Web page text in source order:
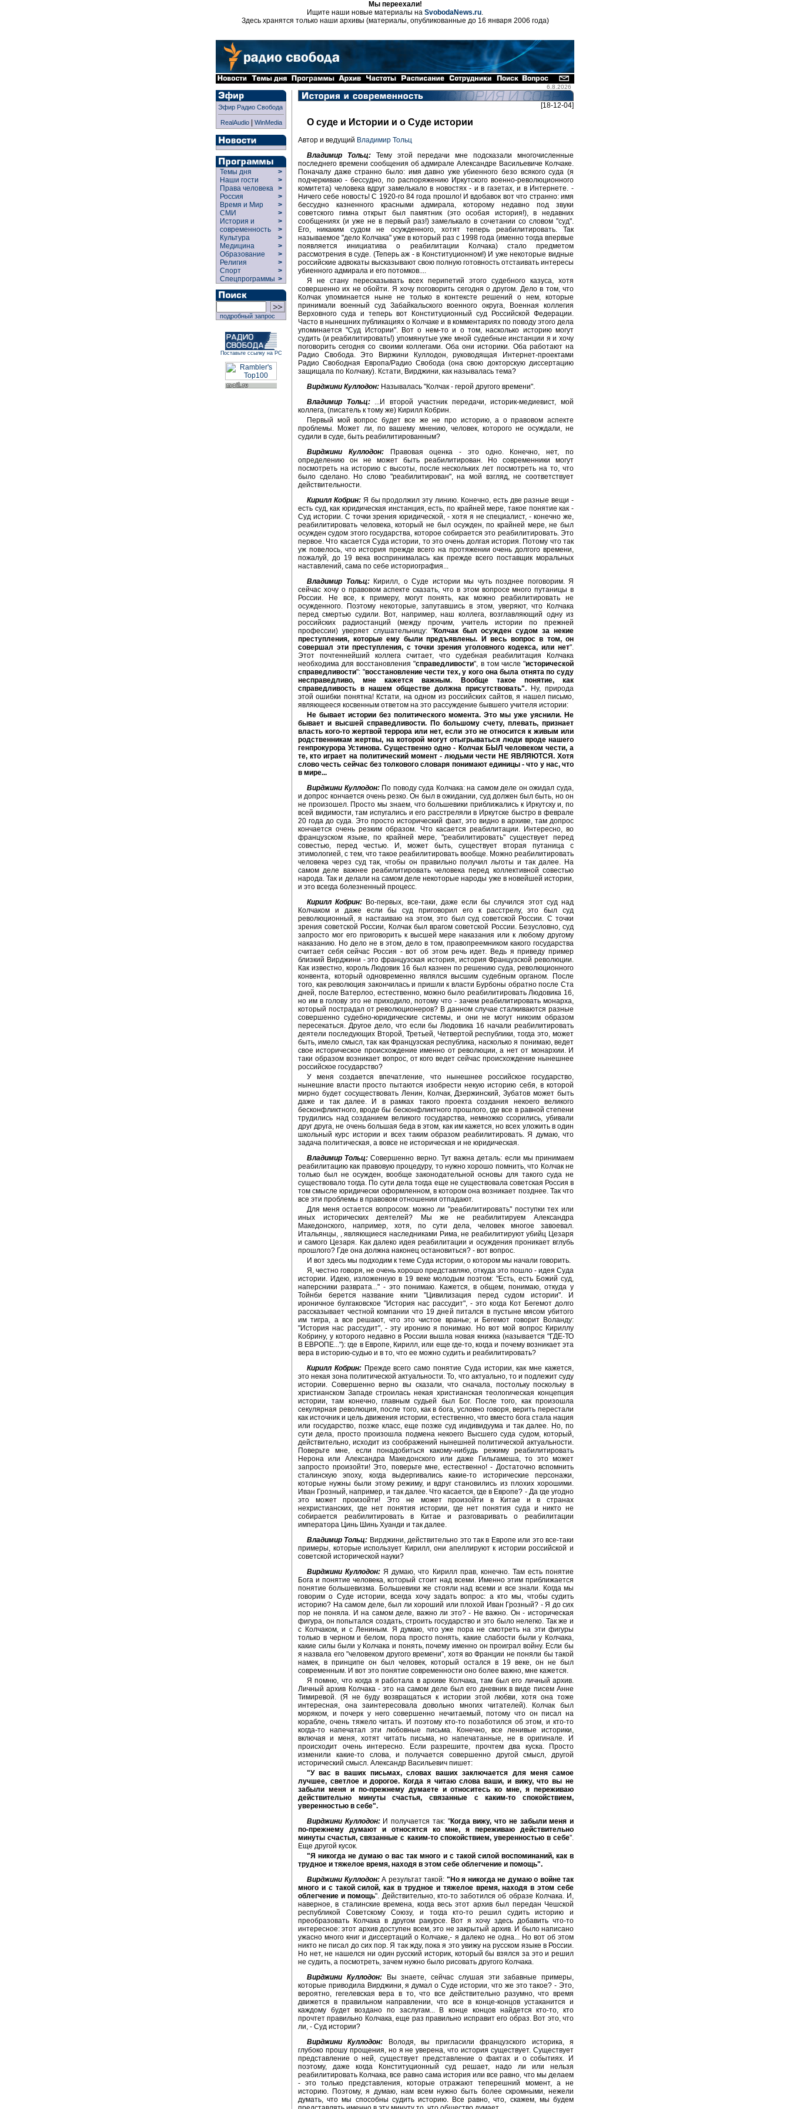
Мы переехали!
Ищите наши новые материалы на SvobodaNews.ru.
Здесь хранятся только наши архивы (материалы, опубликованные до 16 января 2006 года)
6.8.2026
Эфир Радио Свобода
RealAudio| WinMedia
Темы дня
>
Наши гости
>
Права человека >
Россия
>
Время и Мир
>
СМИ
>
История и
современность
>
>
Культура
>
Медицина
>
Образование
>
Религия
>
Спорт
>
Спецпрограммы >
подробный запрос
Поставьте ссылку на РС
[18-12-04]
О суде и Истории и о Суде истории
Автор и ведущий Владимир Тольц
Владимир Тольц: Тему этой передачи мне подсказали многочисленные
последнего времени сообщения об адмирале Александре Васильевиче Колчаке.
Поначалу даже странно было: имя давно уже убиенного безо всякого суда (я
подчеркиваю - бессудно, по распоряжению Иркутского военно-революционного
комитета) человека вдруг замелькало в новостях - и в газетах, и в Интернете. -
Ничего себе новость! С 1920-го 84 года прошло! И вдобавок вот что странно: имя
бессудно казненного красными адмирала, которому недавно под звуки
советского гимна открыт был памятник (это особая история!), в недавних
сообщениях (и уже не в первый раз!) замелькало в сочетании со словом "суд".
Его, никаким судом не осужденного, хотят теперь реабилитировать. Так
называемое "дело Колчака" уже в который раз с 1998 года (именно тогда впервые
появляется инициатива о реабилитации Колчака) стало предметом
рассмотрения в суде. (Теперь аж - в Конституционном!) И уже некоторые видные
российские адвокаты высказывают свою полную готовность отстаивать интересы
убиенного адмирала и его потомков....
Я не стану пересказывать всех перипетий этого судебного казуса, хотя
совершенно их не обойти. Я хочу поговорить сегодня о другом. Дело в том, что
Колчак упоминается ныне не только в контексте решений о нем, которые
принимали военный суд Забайкальского военного округа, Военная коллегия
Верховного суда и теперь вот Конституционный суд Российской Федерации.
Часто в нынешних публикациях о Колчаке и в комментариях по поводу этого дела
упоминается "Суд Истории". Вот о нем-то и о том, насколько историю могут
судить (и реабилитировать!) упомянутые уже мной судебные инстанции я и хочу
поговорить сегодня со своими коллегами. Оба они историки. Оба работают на
Радио Свобода. Это Виржини Куллодон, руководящая Интернет-проектами
Радио Свободная Европа/Радио Свобода (она свою докторскую диссертацию
защищала по Колчаку). Кстати, Вирджини, как называлась тема?
Вирджини Куллодон: Называлась "Колчак - герой другого времени".
Владимир Тольц:
...И второй участник передачи, историк-медиевист, мой
коллега, (писатель к тому же) Кирилл Кобрин.
Первый мой вопрос будет все же не про историю, а о правовом аспекте
проблемы. Может ли, по вашему мнению, человек, которого не осуждали, не
судили в суде, быть реабилитированным?
Вирджини Куллодон:
Правовая оценка - это одно. Конечно, нет, по
определению он не может быть реабилитирован. Но современники могут
посмотреть на историю с высоты, после нескольких лет посмотреть на то, что
было сделано. Но слово "реабилитирован", на мой взгляд, не соответствует
действительности.
Кирилл Кобрин: Я бы продолжил эту линию. Конечно, есть две разные вещи -
есть суд, как юридическая инстанция, есть, по крайней мере, такое понятие как -
Суд истории. С точки зрения юридической, - хотя я не специалист, - конечно же,
реабилитировать человека, который не был осужден, по крайней мере, не был
осужден судом этого государства, которое собирается это реабилитировать. Это
первое. Что касается Суда истории, то это очень долгая история. Потому что так
уж повелось, что история прежде всего на протяжении очень долгого времени,
пожалуй, до 19 века воспринималась как прежде всего поставщик моральных
наставлений, сама по себе историография...
Владимир Тольц: Кирилл, о Суде истории мы чуть позднее поговорим. Я
сейчас хочу о правовом аспекте сказать, что в этом вопросе много путаницы в
России. Не все, к примеру, могут понять, как можно реабилитировать не
осужденного. Поэтому некоторые, запутавшись в этом, уверяют, что Колчака
перед смертью судили. Вот, например, наш коллега, возглавляющий одну из
российских радиостанций (между прочим, учитель истории по прежней
профессии) уверяет слушательницу: "Колчак был осужден судом за некие
преступления, которые ему были предъявлены. И весь вопрос в том, он
совершал эти преступления, с точки зрения уголовного кодекса, или нет".
Этот почтеннейший коллега считает, что судебная реабилитация Колчака
необходима для восстановления "справедливости", в том числе "исторической
справедливости": "восстановление чести тех, у кого она была отнята по суду
несправедливо, мне кажется важным. Вообще такое понятие, как
справедливость в нашем обществе должна присутствовать". Ну, природа
этой ошибки понятна! Кстати, на одном из российских сайтов, я нашел письмо,
являющееся косвенным ответом на это рассуждение бывшего учителя истории:
Не бывает истории без политического момента. Это мы уже уяснили. Не
бывает и высшей справедливости. По большому счету, плевать, признает
власть кого-то жертвой террора или нет, если это не относится к живым или
родственникам жертвы, на которой могут отыгрываться люди вроде нашего
генпрокурора Устинова. Существенно одно - Колчак БЫЛ человеком чести, а
те, кто играет на политический момент - людьми чести НЕ ЯВЛЯЮТСЯ. Хотя
слово честь сейчас без толкового словаря понимают единицы - что у нас, что
в мире...
Вирджини Куллодон: По поводу суда Колчака: на самом деле он ожидал суда,
и допрос кончается очень резко. Он был в ожидании, суд должен был быть, но он
не произошел. Просто мы знаем, что большевики приближались к Иркутску и, по
всей видимости, там испугались и его расстреляли в Иркутске быстро в феврале
20 года до суда. Это просто исторический факт, это видно в архиве, там допрос
кончается очень резким образом. Что касается реабилитации. Интересно, во
французском языке, по крайней мере, "реабилитировать" существует перед
совестью, перед честью. И, может быть, существует вторая путаница с
этимологией, с тем, что такое реабилитировать вообще. Можно реабилитировать
человека через суд так, чтобы он правильно получил льготы и так далее. На
самом деле важнее реабилитировать человека перед коллективной совестью
народа. Так и делали на самом деле некоторые народы уже в новейшей истории,
и это всегда болезненный процесс.
Кирилл Кобрин: Во-первых, все-таки, даже если бы случился этот суд над
Колчаком и даже если бы суд приговорил его к расстрелу, это был суд
революционный, я настаиваю на этом, это был суд советской России. С точки
зрения советской России, Колчак был врагом советской России. Безусловно, суд
запросто мог его приговорить к высшей мере наказания или к любому другому
наказанию. Но дело не в этом, дело в том, правопреемником какого государства
считает себя сейчас Россия - вот об этом речь идет. Ведь я приведу пример
близкий Вирджини - это французская история, история Французской революции.
Как известно, король Людовик 16 был казнен по решению суда, революционного
конвента, который одновременно являлся высшим судебным органом. После
того, как революция закончилась и пришли к власти Бурбоны обратно после Ста
дней, после Ватерлоо, естественно, можно было реабилитировать Людовика 16,
но им в голову это не приходило, потому что - зачем реабилитировать монарха,
который пострадал от революционеров? В данном случае сталкиваются разные
совершенно судебно-юридические системы, и они не могут никоим образом
пересекаться. Другое дело, что если бы Людовика 16 начали реабилитировать
деятели последующих Второй, Третьей, Четвертой республики, тогда это, может
быть, имело смысл, так как Французская республика, насколько я понимаю, ведет
свое историческое происхождение именно от революции, а нет от монархии. И
таки образом возникает вопрос, от кого ведет сейчас происхождение нынешнее
российское государство?
У меня создается впечатление, что нынешнее российское государство,
нынешние власти просто пытаются изобрести некую историю себя, в которой
мирно будет сосуществовать Ленин, Колчак, Дзержинский, Зубатов может быть
даже и так далее. И в рамках такого проекта создания некоего великого
бесконфликтного, вроде бы бесконфликтного прошлого, где все в равной степени
трудились над созданием великого государства, немножко ссорились, убивали
друг друга, не очень большая беда в этом, как им кажется, но всех уложить в один
школьный курс истории и всех таким образом реабилитировать. Я думаю, что
задача политическая, а вовсе не историческая и не юридическая.
Владимир Тольц:Совершенно верно. Тут важна деталь: если мы принимаем
реабилитацию как правовую процедуру, то нужно хорошо помнить, что Колчак не
только был не осужден, вообще законодательной основы для такого суда не
существовало тогда. По сути дела тогда еще не существовала советская Россия в
том смысле юридически оформленном, в котором она возникает позднее. Так что
все эти проблемы в правовом отношении отпадают.
Для меня остается вопросом: можно ли "реабилитировать" поступки тех или
иных исторических деятелей? Мы же не реабилитируем Александра
Македонского, например, хотя, по сути дела, человек многое завоевал.
Итальянцы, , являющиеся наследниками Рима, не реабилитируют убийц Цезаря
и самого Цезаря. Как далеко идея реабилитации и осуждения проникает вглубь
прошлого? Где она должна наконец остановиться? - вот вопрос.
И вот здесь мы подходим к теме Суда истории, о котором мы начали говорить.
Я, честно говоря, не очень хорошо представляю, откуда это пошло - идея Суда
истории. Идею, изложенную в 19 веке молодым поэтом: "Есть, есть Божий суд,
наперсники разврата..." - это понимаю. Кажется, в общем, понимаю, откуда у
Тойнби берется название книги "Цивилизация перед судом истории". И
ироничное булгаковское "История нас рассудит", - это когда Кот Бегемот долго
рассказывает честной компании что 19 дней питался в пустыне мясом убитого
им тигра, а все решают, что это чистое вранье; и Бегемот говорит Воланду:
"История нас рассудит", - эту иронию я понимаю. Но вот мой вопрос Кириллу
Кобрину, у которого недавно в России вышла новая книжка (называется "ГДЕ-ТО
В ЕВРОПЕ..."): где в Европе, Кирилл, или еще где-то, когда и почему возникает эта
вера в историю-судью и в то, что ее можно судить и реабилитировать?
Кирилл Кобрин:Прежде всего само понятие Суда истории, как мне кажется,
это некая зона политической актуальности. То, что актуально, то и подлежит суду
истории. Совершенно верно вы сказали, что сначала, постольку поскольку в
христианском Западе строилась некая христианская теологическая концепция
истории, там конечно, главным судьей был Бог. После того, как произошла
секулярная революция, после того, как в бога, условно говоря, верить перестали
как источник и цель движения истории, естественно, что вместо бога стала нация
или государство, позже класс, еще позже суд индивидуума и так далее. Но, по
сути дела, просто произошла подмена некоего Высшего суда судом, который,
действительно, исходит из соображений нынешней политической актуальности.
Поверьте мне, если понадобиться какому-нибудь режиму реабилитировать
Нерона или Александра Македонского или даже Гильгамеша, то это может
запросто произойти! Это, поверьте мне, естественно! - Достаточно вспомнить
сталинскую эпоху, когда выдергивались какие-то исторические персонажи,
которые нужны были этому режиму, и вдруг становились из плохих хорошими.
Иван Грозный, например, и так далее. Что касается, где в Европе? - Да где угодно
это может произойти! Это не может произойти в Китае и в странах
нехристианских, где нет понятия истории, где нет понятия суда и никто не
собирается реабилитировать в Китае и разговаривать о реабилитации
императора Цинь Шинь Хуанди и так далее.
Владимир Тольц: Вирджини, действительно это так в Европе или это все-таки
примеры, которые использует Кирилл, они апеллируют к истории российской и
советской исторической науки?
Вирджини Куллодон: Я думаю, что Кирилл прав, конечно. Там есть понятие
Бога и понятие человека, который стоит над всеми. Именно этим приближается
понятие большевизма. Большевики же стояли над всеми и все знали. Когда мы
говорим о Суде истории, всегда хочу задать вопрос: а кто мы, чтобы судить
историю? На самом деле, был ли хороший или плохой Иван Грозный? - Я до сих
пор не поняла. И на самом деле, важно ли это? - Не важно. Он - историческая
фигура, он попытался создать, строить государство и это было нелегко. Так же и
с Колчаком, и с Лениным. Я думаю, что уже пора не смотреть на эти фигуры
только в черном и белом, пора просто понять, какие слабости были у Колчака,
какие силы были у Колчака и понять, почему именно он проиграл войну. Если бы
я назвала его "человеком другого времени", хотя во Франции не поняли бы такой
намек, в принципе он был человек, который остался в 19 веке, он не был
современным. И вот это понятие современности оно более важно, мне кажется.
Я помню, что когда я работала в архиве Колчака, там был его личный архив.
Личный архив Колчака - это на самом деле был его дневник в виде писем Анне
Тимиревой. (Я не буду возвращаться к истории этой любви, хотя она тоже
интересная, она заинтересовала довольно многих читателей). Колчак был
моряком, и почерк у него совершенно нечитаемый, потому что он писал на
корабле, очень тяжело читать. И поэтому кто-то позаботился об этом, и кто-то
когда-то напечатал эти любовные письма. Конечно, все ленивые историки,
включая и меня, хотят читать письма, но напечатанные, не в оригинале. И
происходит очень интересно. Если разрешите, прочтем два куска. Просто
изменили какие-то слова, и получается совершенно другой смысл, другой
исторический смысл. Александр Васильевич пишет:
"У вас в ваших письмах, словах ваших заключается для меня самое
лучшее, светлое и дорогое. Когда я читаю слова ваши, и вижу, что вы не
забыли меня и по-прежнему думаете и относитесь ко мне, я переживаю
действительно минуты счастья, связанные с каким-то спокойствием,
уверенностью в себе".
Вирджини Куллодон: И получается так: "Когда вижу, что не забыли меня и
по-прежнему думают и относятся ко мне, я переживаю действительно
минуты счастья, связанные с каким-то спокойствием, уверенностью в себе".
Еще другой кусок.
"Я никогда не думаю о вас так много и с такой силой воспоминаний, как в
трудное и тяжелое время, находя в этом себе облегчение и помощь".
Вирджини Куллодон: А результат такой: "Но я никогда не думаю о войне так
много и с такой силой, как в трудное и тяжелое время, находя в этом себе
облегчение и помощь". Действительно, кто-то заботился об образе Колчака. И,
наверное, в сталинские времена, когда весь этот архив был передан Чешской
республикой Советскому Союзу, и тогда кто-то решил судить историю и
преобразовать Колчака в другом ракурсе. Вот я хочу здесь добавить что-то
интересное: этот архив доступен всем, это не закрытый архив. И было написано
ужасно много книг и диссертаций о Колчаке,- я далеко не одна... Но вот об этом
никто не писал до сих пор. Я так жду, пока я это увижу на русском языке в России.
Но нет, не нашелся ни один русский историк, который бы взялся за это и решил
не судить, а посмотреть, зачем нужно было рисовать другого Колчака.
Вирджини Куллодон:
Вы знаете, сейчас слушая эти забавные примеры,
которые приводила Вирджини, я думал о Суде истории, что же это такое? - Это,
вероятно, гегелевская вера в то, что все действительно разумно, что время
движется в правильном направлении, что все в конце-концов устаканится и
каждому будет воздано по заслугам... В конце концов найдется кто-то, кто
прочтет правильно Колчака, еще раз правильно исправит его образ. Вот это, что
ли, - Суд истории?
Вирджини Куллодон: Володя, вы пригласили французского историка, я
глубоко прошу прощения, но я не уверена, что история существует. Существует
представление о ней, существует представление о фактах и о событиях. И
поэтому, даже когда Конституционный суд решает, надо ли или нельзя
реабилитировать Колчака, все равно сама история или все равно, что мы делаем
- это только представления, которые отражают теперешний момент, а не
историю. Поэтому, я думаю, нам всем нужно быть более скромными, нежели
думать, что мы способны судить историю. Все равно, что, скажем, мы будем